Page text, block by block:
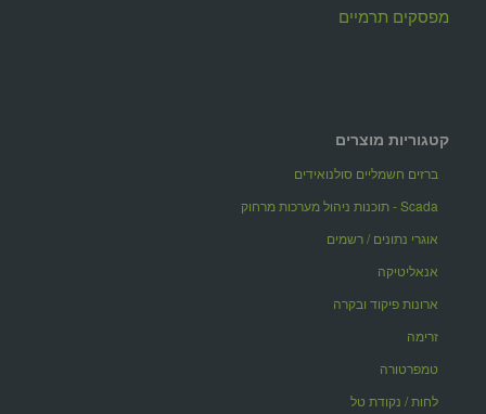
מפסקים תרמיים
קטגוריות מוצרים
ברזים חשמליים סולנואידים
Scada - תוכנות ניהול מערכות מרחוק
אוגרי נתונים / רשמים
אנאליטיקה
ארונות פיקוד ובקרה
זרימה
טמפרטורה
לחות / נקודת טל